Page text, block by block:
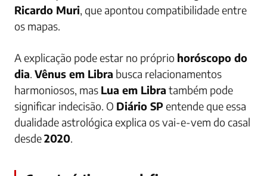
Ricardo Muri, que apontou compatibilidade entre
os mapas.
A explicação pode estar no próprio horóscopo do
dia. Vênus em Libra busca relacionamentos
harmoniosos, mas Lua em Libra também pode
significar indecisão. O Diário SPentende que essa
dualidade astrológica explica os vai-e-vem do casal
desde2020.